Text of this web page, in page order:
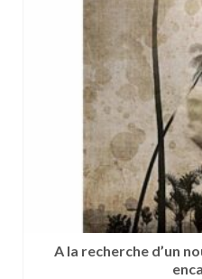
A la recherche d’un